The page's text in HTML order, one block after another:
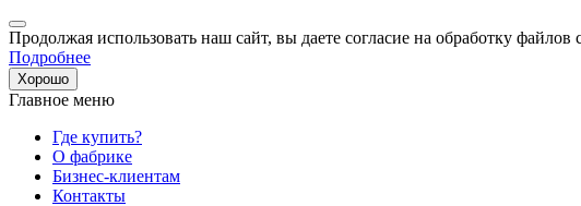
Продолжая использовать наш сайт, вы даете согласие на обработку файлов
Подробнее
Хорошо
Главное меню
Где купить?
О фабрике
Бизнес-клиентам
Контакты